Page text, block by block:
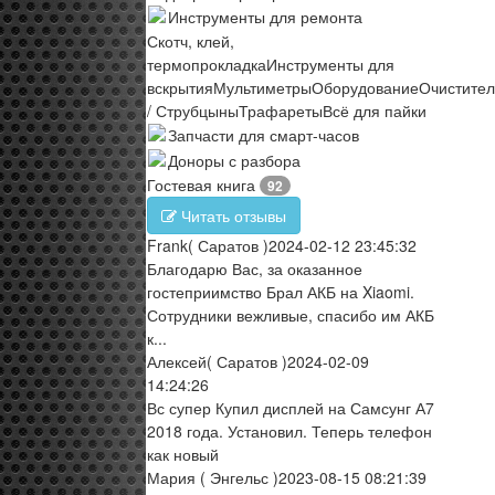
Инструменты для ремонта
Скотч, клей,
термопрокладкаИнструменты для
вскрытияМультиметрыОборудование
/ СтрубцыныТрафаретыВсё для пайки
Запчасти для смарт-часов
Доноры с разбора
Гостевая книга
92
Читать отзывы
Frank( Саратов )2024-02-12 23:45:32
Благодарю Вас, за оказанное
гостеприимство Брал АКБ на Xiaomi.
Сотрудники вежливые, спасибо им АКБ
к...
Алексей( Саратов )2024-02-09
14:24:26
Вс супер Купил дисплей на Самсунг А7
2018 года. Установил. Теперь телефон
как новый
Мария ( Энгельс )2023-08-15 08:21:39